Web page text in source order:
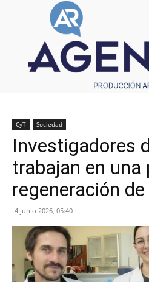
CyT Sociedad
Investigadores
trabajan en una
regeneración
4 junio 2026, 05:40